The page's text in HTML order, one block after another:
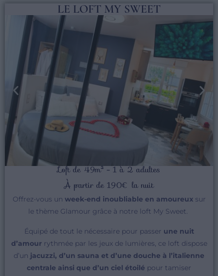
LE LOFT MY SWEET
Loft de 49m² - 1 à 2 adultes
À partir de 190€ la nuit
Offrez-vous un week-end inoubliable en amoureuxsur
le thème Glamour grâce à notre loft My Sweet.
Équipé de tout le nécessaire pour passer une nuit
d’amourrythmée par les jeux de lumières, ce loft dispose
d’un jacuzzi, d’un sauna et d’une douche à l’italienne
centrale ainsi que d’un ciel étoilé pour tamiser